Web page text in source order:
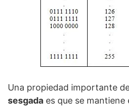
Una propiedad importante
sesgada es que se